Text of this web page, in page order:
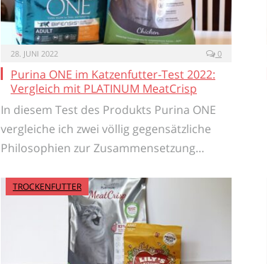
28. JUNI 2022 0
Purina ONE im Katzenfutter-Test 2022:
Vergleich mit PLATINUM MeatCrisp
In diesem Test des Produkts Purina ONE
vergleiche ich zwei völlig gegensätzliche
Philosophien zur Zusammensetzung…
TROCKENFUTTER